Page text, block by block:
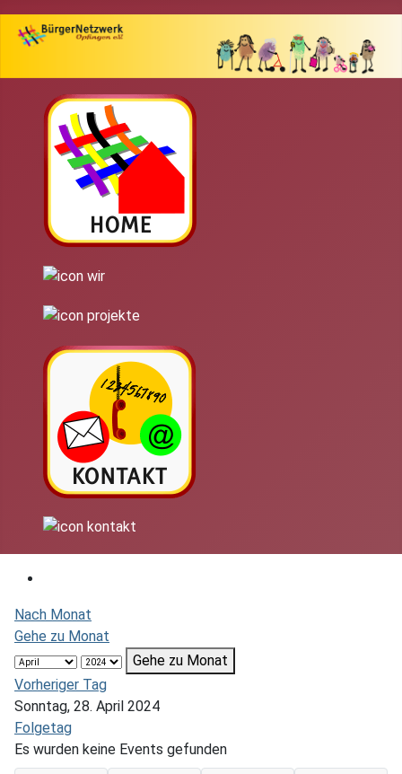
Nach Monat
Gehe zu Monat
Gehe zu Monat
Vorheriger Tag
Sonntag, 28. April 2024
Folgetag
Es wurden keine Events gefunden